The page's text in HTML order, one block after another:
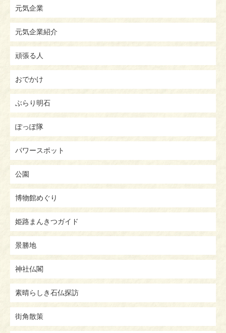
元気企業
元気企業紹介
頑張る人
おでかけ
ぶらり明石
ぽっぽ隊
パワースポット
公園
博物館めぐり
姫路まんきつガイド
景勝地
神社仏閣
素晴らしき石仏探訪
街角散策